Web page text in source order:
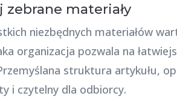
zebrane materiały
niezbędnych materiałów
organizacja pozwala na
struktura artykułu,
i czytelny dla odbiorcy.